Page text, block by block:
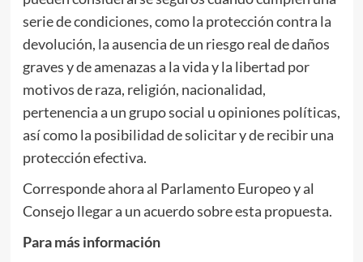
serie de condiciones, como la protección contra la
devolución, la ausencia de un riesgo real de daños
graves y de amenazas a la vida y la libertad por
motivos de raza, religión, nacionalidad,
pertenencia a un grupo social u opiniones políticas,
así como la posibilidad de solicitar y de recibir una
protección efectiva.
Corresponde ahora al Parlamento Europeo y al
Consejo llegar a un acuerdo sobre esta propuesta.
Para más información